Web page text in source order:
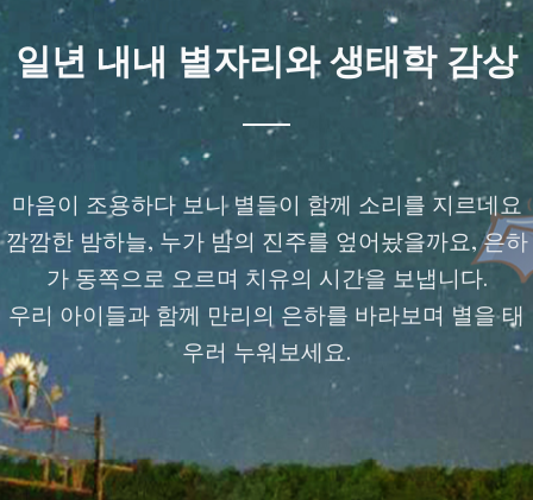
일년 내내 별자리와 생태학 감상
마음이 조용하다 보니 별들이 함께 소리를 지르네요
깜깜한 밤하늘, 누가 밤의 진주를 엎어놨을까요, 은하
가 동쪽으로 오르며 치유의 시간을 보냅니다.
우리 아이들과 함께 만리의 은하를 바라보며 별을 태
우러 누워보세요.